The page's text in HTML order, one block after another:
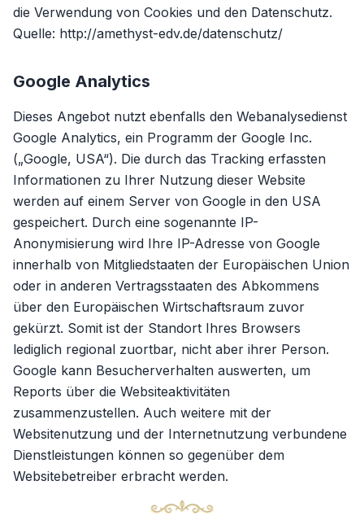
die Verwendung von Cookies und den Datenschutz.
Quelle: http://amethyst-edv.de/datenschutz/
Google Analytics
Dieses Angebot nutzt ebenfalls den Webanalysedienst
Google Analytics, ein Programm der Google Inc.
(„Google, USA“). Die durch das Tracking erfassten
Informationen zu Ihrer Nutzung dieser Website
werden auf einem Server von Google in den USA
gespeichert. Durch eine sogenannte IP-
Anonymisierung wird Ihre IP-Adresse von Google
innerhalb von Mitgliedstaaten der Europäischen Union
oder in anderen Vertragsstaaten des Abkommens
über den Europäischen Wirtschaftsraum zuvor
gekürzt. Somit ist der Standort Ihres Browsers
lediglich regional zuortbar, nicht aber ihrer Person.
Google kann Besucherverhalten auswerten, um
Reports über die Websiteaktivitäten
zusammenzustellen. Auch weitere mit der
Websitenutzung und der Internetnutzung verbundene
Dienstleistungen können so gegenüber dem
Websitebetreiber erbracht werden.